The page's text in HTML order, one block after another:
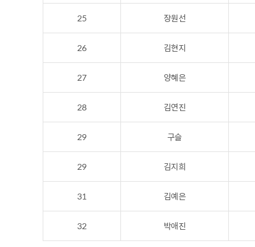
25 장원선
26 김현지
27 양혜은
28 김연진
29 구슬
29 김지희
31 김예은
32 박애진